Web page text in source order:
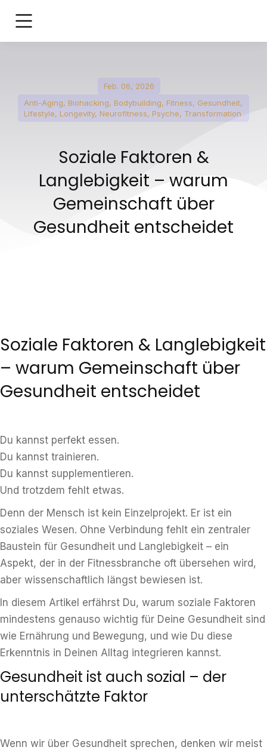
Feb. 06, 2026
Anti-Aging, Biohacking, Bodybuilding, Fitness, Gesundheit,
Lifestyle, Longevity, Neurofitness, Psyche, Transformation
Soziale Faktoren &
Langlebigkeit – warum
Gemeinschaft über
Gesundheit entscheidet
Soziale Faktoren & Langlebigkeit
– warum Gemeinschaft über
Gesundheit entscheidet
Du kannst perfekt essen.
Du kannst trainieren.
Du kannst supplementieren.
Und trotzdem fehlt etwas.
Denn der Mensch ist kein Einzelprojekt. Er ist ein
soziales Wesen. Ohne Verbindung fehlt ein zentraler
Baustein für Gesundheit und Langlebigkeit – ein
Aspekt, der in der Fitnessbranche oft übersehen wird,
aber wissenschaftlich längst bewiesen ist.
In diesem Artikel erfährst Du, warum soziale Faktoren
mindestens genauso wichtig für Deine Gesundheit sind
wie Ernährung und Bewegung, und wie Du diese
Erkenntnis in Deinen Alltag integrieren kannst.
Gesundheit ist auch sozial – der
unterschätzte Faktor
Wenn wir über Gesundheit sprechen, denken wir meist